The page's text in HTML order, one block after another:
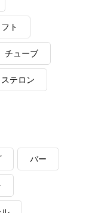
ト
チューブ
テロン
バー